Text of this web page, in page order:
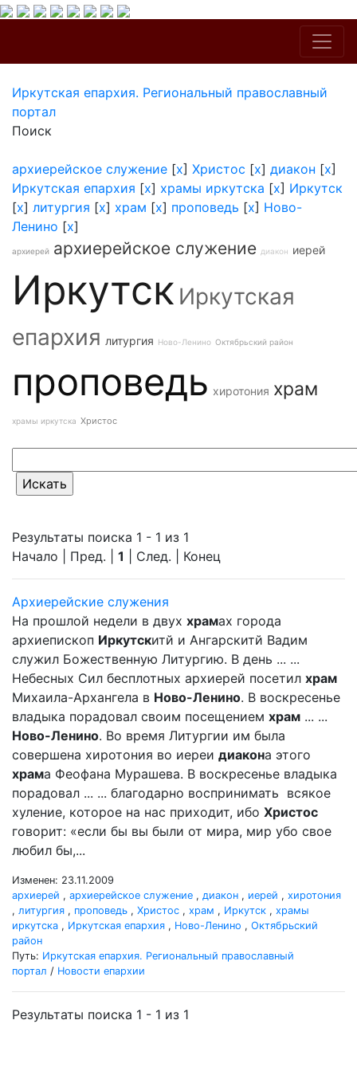
Иркутская епархия. Региональный православный
портал
Поиск
архиерейское служение [x] Христос [x] диакон [x]
Иркутская епархия [x] храмы иркутска [x] Иркутск
[x] литургия [x] храм [x] проповедь [x] Ново-
Ленино [x]
архиерей архиерейское служение диакон иерей
Иркутск Иркутская
епархия литургия Ново-Ленино Октябрьский район
проповедь хиротония храм
храмы иркутска Христос
Результаты поиска 1 - 1 из 1
Начало | Пред. | 1 | След. | Конец
Архиерейские служения
На прошлой недели в двух храмах города
архиепископ Иркутскитй и Ангарскитй Вадим
служил Божественную Литургию. В день ... ...
Небесных Сил бесплотных архиерей посетил храм
Михаила-Архангела в Ново-Ленино. В воскресенье
владыка порадовал своим посещением храм ... ...
Ново-Ленино. Во время Литургии им была
совершена хиротония во иереи диакона этого
храма Феофана Мурашева. В воскресенье владыка
порадовал ... ... благодарно воспринимать всякое
хуление, которое на нас приходит, ибо Христос
говорит: «если бы вы были от мира, мир убо свое
любил бы,...
Изменен: 23.11.2009
архиерей , архиерейское служение , диакон , иерей , хиротония
, литургия , проповедь , Христос , храм , Иркутск , храмы
иркутска , Иркутская епархия , Ново-Ленино , Октябрьский
район
Путь: Иркутская епархия. Региональный православный
портал / Новости епархии
Результаты поиска 1 - 1 из 1